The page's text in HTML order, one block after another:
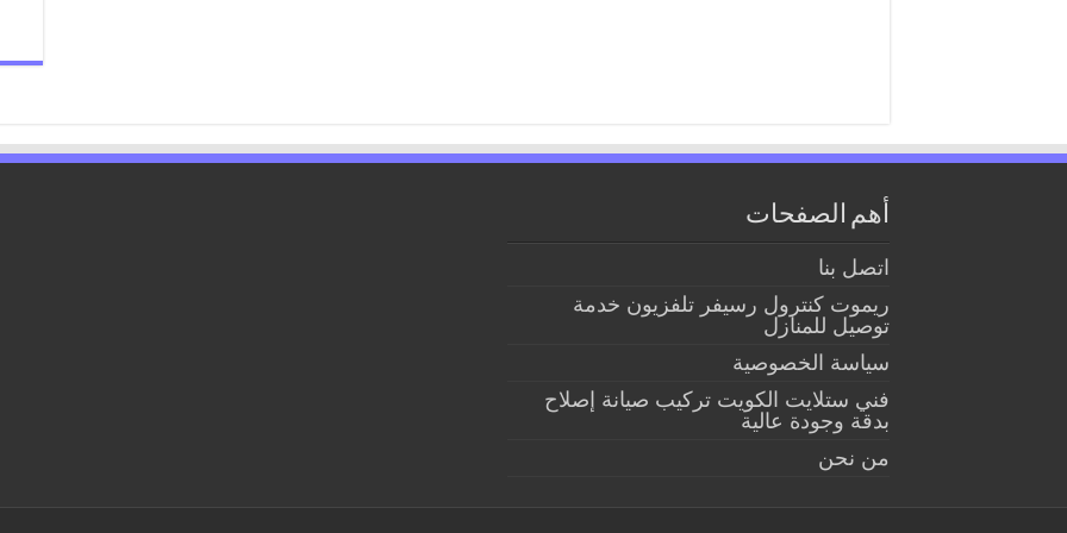
أهم الصفحات
اتصل بنا
ريموت كنترول رسيفر تلفزيون خدمة
توصيل للمنازل
سياسة الخصوصية
فني ستلايت الكويت تركيب صيانة إصلاح
بدقة وجودة عالية
من نحن